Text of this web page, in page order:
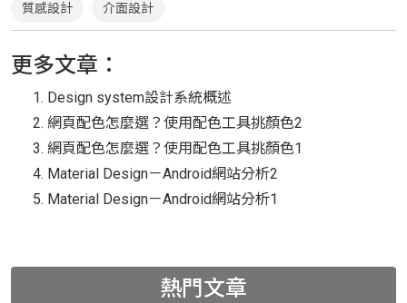
質感設計 介面設計
更多文章：
Design system設計系統概述
網頁配色怎麼選？使用配色工具挑顏色2
網頁配色怎麼選？使用配色工具挑顏色1
Material Design－Android網站分析2
Material Design－Android網站分析1
熱門文章